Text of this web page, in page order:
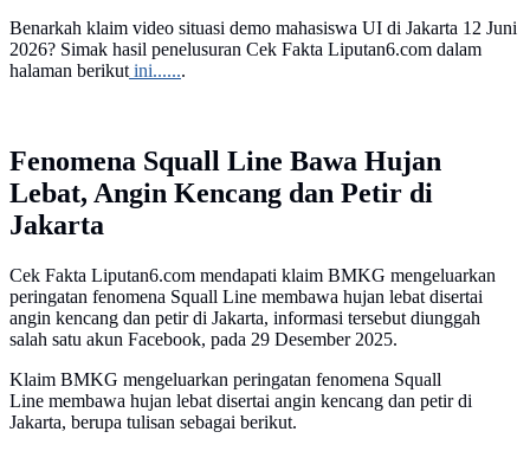
Benarkah klaim video situasi demo mahasiswa UI di Jakarta 12 Juni
2026? Simak hasil penelusuran Cek Fakta Liputan6.com dalam
halaman berikutini.......
Fenomena Squall Line Bawa Hujan
Lebat, Angin Kencang dan Petir di
Jakarta
Cek Fakta Liputan6.com mendapati klaim BMKG mengeluarkan
peringatan fenomena Squall Line membawa hujan lebat disertai
angin kencang dan petir di Jakarta, informasi tersebut diunggah
salah satu akun Facebook, pada 29 Desember 2025.
Klaim BMKG mengeluarkan peringatan fenomena Squall
Line membawa hujan lebat disertai angin kencang dan petir di
Jakarta, berupa tulisan sebagai berikut.